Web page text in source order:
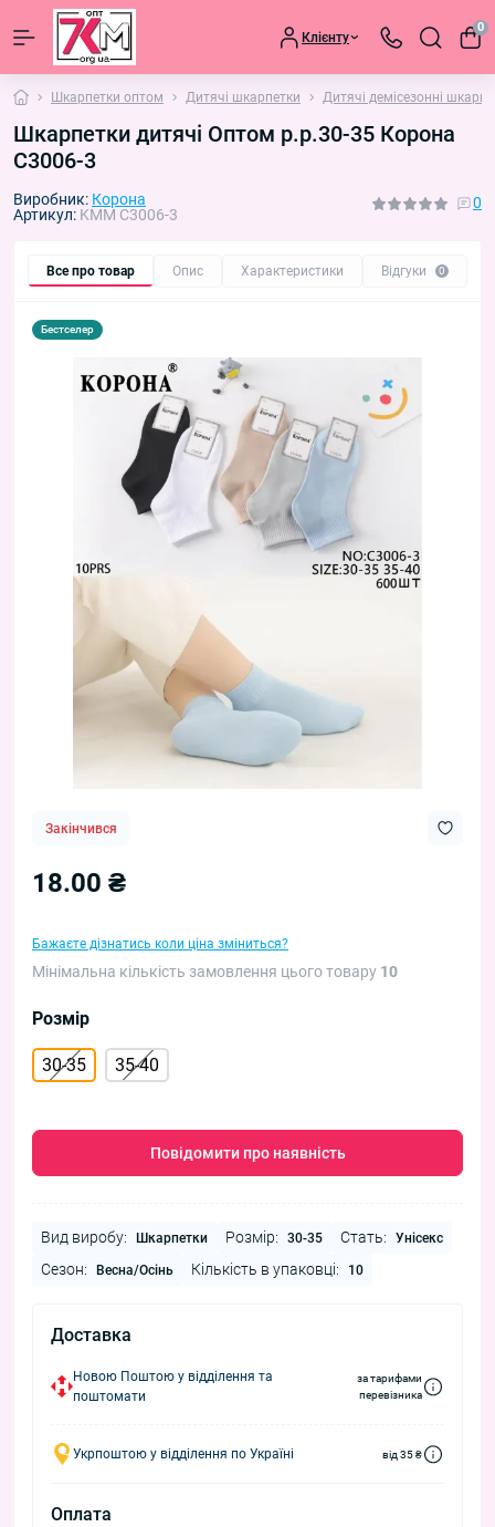
Клієнту
0
Шкарпетки оптом Дитячі шкарпетки Дитячі демісезонні
Шкарпетки дитячі Оптом р.р.30-35 Корона
C3006-3
Виробник: Корона
Артикул: KMM C3006-3
0
Все про товар Опис Характеристики Відгуки 0
Бестселер
Закінчився
18.00 ₴
Бажаєте дізнатись коли ціна зміниться?
Мінімальна кількість замовлення цього товару 10
Розмір
30-35 35-40
Повідомити про наявність
Вид виробу: Шкарпетки Розмір: 30-35 Стать: Унісекс
Сезон: Весна/Осінь Кількість в упаковці: 10
Доставка
Новою Поштою у відділення та
поштомати
за тарифами
перевізника
Укрпоштою у відділення по Україні від 35 ₴
Оплата